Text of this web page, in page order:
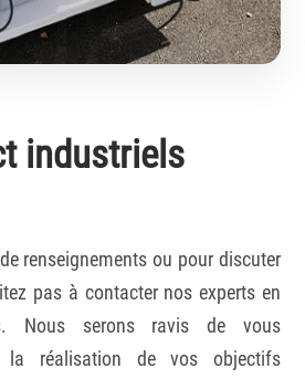
industriels
renseignements ou pour discuter
pas à contacter nos experts en
Nous serons ravis de vous
la réalisation de vos objectifs